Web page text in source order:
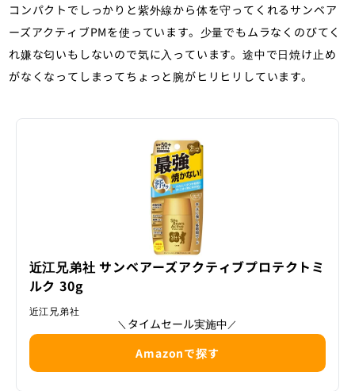
コンパクトでしっかりと紫外線から体を守ってくれるサンベア
ーズアクティブPMを使っています。少量でもムラなくのびてく
れ嫌な匂いもしないので気に入っています。途中で日焼け止め
がなくなってしまってちょっと腕がヒリヒリしています。
近江兄弟社 サンベアーズアクティブプロテクトミ
ルク 30g
近江兄弟社
＼ タイムセール実施中 ／
Amazonで探す